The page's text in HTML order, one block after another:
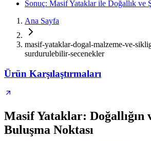
Sonuç: Masif Yataklar ile Doğallık ve
Ana Sayfa
masif-yataklar-dogal-malzeme-ve-
surdurulebilir-secenekler
Ürün Karşılaştırmaları
Masif Yataklar: Doğallığın
Buluşma Noktası